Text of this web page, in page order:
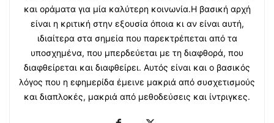
και οράματα για μία καλύτερη κοινωνία.Η βασική αρχή
είναι η κριτική στην εξουσία όποια κι αν είναι αυτή,
ιδιαίτερα στα σημεία που παρεκτρέπεται από τα
υποσχημένα, που μπερδεύεται με τη διαφθορά, που
διαφθείρεται και διαφθείρει. Αυτός είναι και ο βασικός
λόγος που η εφημερίδα έμεινε μακριά από συσχετισμούς
και διαπλοκές, μακριά από μεθοδεύσεις και ίντριγκες.